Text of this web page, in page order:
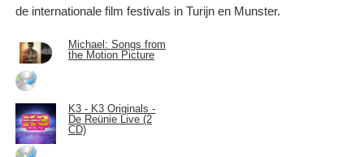
de internationale film festivals in Turijn en Munster.
Michael: Songs from
the Motion Picture
K3 - K3 Originals -
De Reünie Live (2
CD)